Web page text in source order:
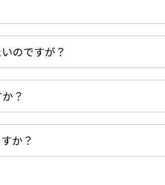
のですが？
？
か？